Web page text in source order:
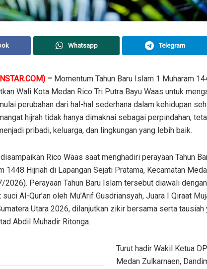
Whatsapp Telegram
– Momentum Tahun Baru Islam 1 Muharam
Wali Kota Medan Rico Tri Putra Bayu Waas untuk
perubahan dari hal-hal sederhana dalam kehidupan
hijrah tidak hanya dimaknai sebagai perpindahan,
pribadi, keluarga, dan lingkungan yang lebih baik.
Rico Waas saat menghadiri perayaan Tahun
1448 Hijriah di Lapangan Sejati Pratama, Kecamatan
2026). Perayaan Tahun Baru Islam tersebut diawali dengan
Al-Qur’an oleh Mu’Arif Gusdriansyah, Juara I Qiraat
Utara 2026, dilanjutkan zikir bersama serta tausiah
Abdil Muhadir Ritonga.
Turut hadir Wakil Ketua
Medan Zulkarnaen,